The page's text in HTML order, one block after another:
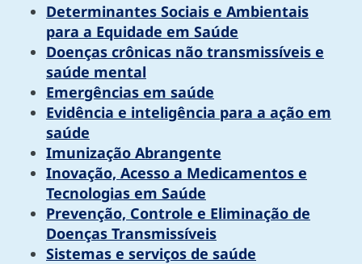
Determinantes Sociais e Ambientais
para a Equidade em Saúde
Doenças crônicas não transmissíveis e
saúde mental
Emergências em saúde
Evidência e inteligência para a ação em
saúde
Imunização Abrangente
Inovação, Acesso a Medicamentos e
Tecnologias em Saúde
Prevenção, Controle e Eliminação de
Doenças Transmissíveis
Sistemas e serviços de saúde